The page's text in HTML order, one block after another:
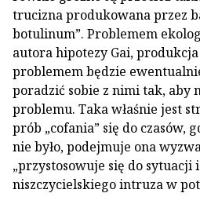
trucizna produkowana przez
botulinum”. Problemem
autora hipotezy Gai, produkcja
problemem będzie
poradzić sobie z nimi tak, aby
problemu. Taka właśnie jest
prób „cofania” się do czasów,
nie było, podejmuje ona
„przystosowuje się do sytuacji
niszczycielskiego intruza w